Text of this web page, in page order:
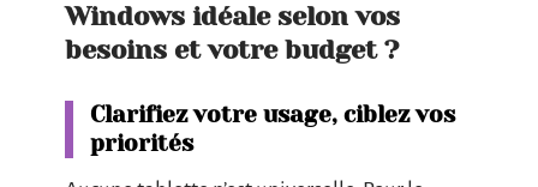
Windows idéale selon vos
besoins et votre budget ?
Clarifiez votre usage, ciblez vos
priorités